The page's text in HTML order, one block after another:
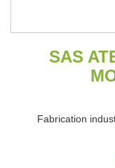
SAS
Fabrication